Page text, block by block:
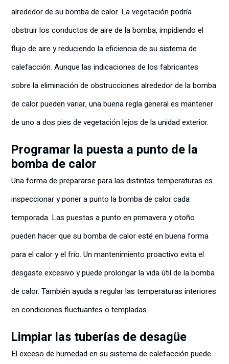
alrededor de su bomba de calor. La vegetación podría
obstruir los conductos de aire de la bomba, impidiendo el
flujo de aire y reduciendo la eficiencia de su sistema de
calefacción. Aunque las indicaciones de los fabricantes
sobre la eliminación de obstrucciones alrededor de la bomba
de calor pueden variar, una buena regla general es mantener
de uno a dos pies de vegetación lejos de la unidad exterior.
Programar la puesta a punto de la
bomba de calor
Una forma de prepararse para las distintas temperaturas es
inspeccionar y poner a punto la bomba de calor cada
temporada. Las puestas a punto en primavera y otoño
pueden hacer que su bomba de calor esté en buena forma
para el calor y el frío. Un mantenimiento proactivo evita el
desgaste excesivo y puede prolongar la vida útil de la bomba
de calor. También ayuda a regular las temperaturas interiores
en condiciones fluctuantes o templadas.
Limpiar las tuberías de desagüe
El exceso de humedad en su sistema de calefacción puede